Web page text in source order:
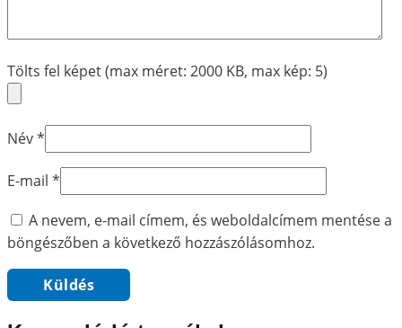
Tölts fel képet (max méret: 2000 KB, max kép: 5)
Név*
E-mail *
A nevem, e-mail címem, és weboldalcímem mentése a
böngészőben a következő hozzászólásomhoz.